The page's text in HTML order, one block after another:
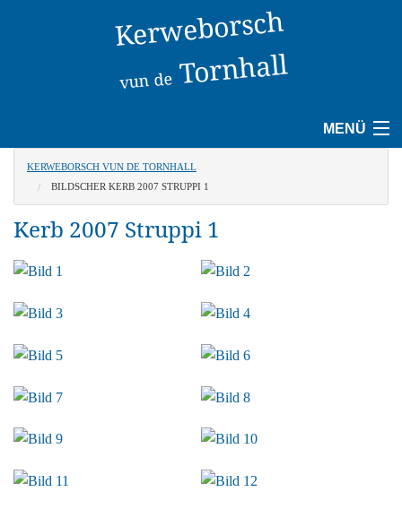
Kerweborsch
vun deTornhall
MENÜ
Start
Programm
Kerb
Kerweordnung
KERWEBORSCH VUN DE TORNHALL
BILDSCHER KERB 2007 STRUPPI 1
Kerb 2007 Struppi 1